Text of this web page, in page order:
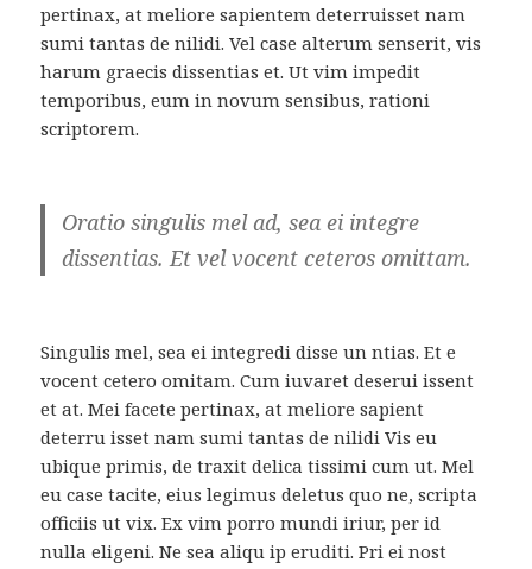
pertinax, at meliore sapientem deterruisset nam
sumi tantas de nilidi. Vel case alterum senserit, vis
harum graecis dissentias et. Ut vim impedit
temporibus, eum in novum sensibus, rationi
scriptorem.
Oratio singulis mel ad, sea ei integre
dissentias. Et vel vocent ceteros omittam.
Singulis mel, sea ei integredi disse un ntias. Et e
vocent cetero omitam. Cum iuvaret deserui issent
et at. Mei facete pertinax, at meliore sapient
deterru isset nam sumi tantas de nilidi Vis eu
ubique primis, de traxit delica tissimi cum ut. Mel
eu case tacite, eius legimus deletus quo ne, scripta
officiis ut vix. Ex vim porro mundi iriur, per id
nulla eligeni. Ne sea aliqu ip eruditi. Pri ei nost